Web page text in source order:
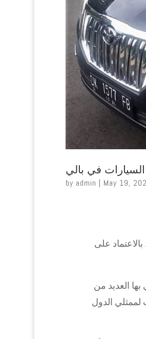
في بالي
by admin | May 19,
تأجير السيارات في بالي مع سائق هي إحدى خدماتنا التي بدأناها منذ أوائل عام 2015. بالاعتماد على
العديد من
لممثلي الدول